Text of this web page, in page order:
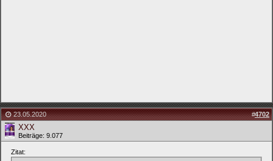
23.05.2020 #4702
XXX
Beiträge: 9.077
Zitat: